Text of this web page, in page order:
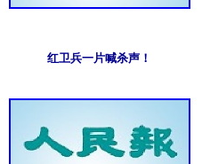
红卫兵一片喊杀声！